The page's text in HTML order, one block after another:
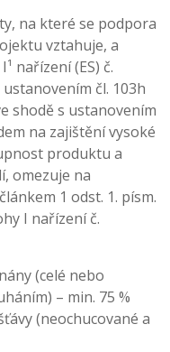
na které se podpora
vztahuje, a
nařízení (ES) č.
čl. 103h
shodě s ustanovením
na zajištění vysoké
produktu a
omezuje na
1 odst. 1. písm.
I nařízení č.
(celé nebo
– min. 75 %
(neochucované a